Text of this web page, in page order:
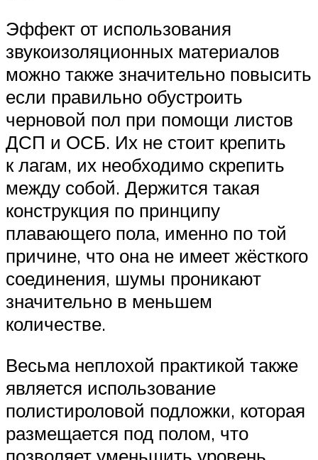
Эффект от использования
звукоизоляционных материалов
можно также значительно повысить
если правильно обустроить
черновой пол при помощи листов
ДСП и ОСБ. Их не стоит крепить
к лагам, их необходимо скрепить
между собой. Держится такая
конструкция по принципу
плавающего пола, именно по той
причине, что она не имеет жёсткого
соединения, шумы проникают
значительно в меньшем
количестве.
Весьма неплохой практикой также
является использование
полистироловой подложки, которая
размещается под полом, что